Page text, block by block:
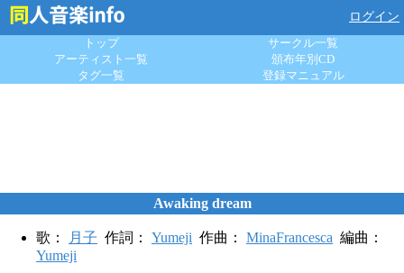
ログイン
トップ
サークル一覧
アーティスト一覧
頒布年別CD
タグ一覧
登録マニュアル
Awaking dream
歌： 月子 作詞： Yumeji 作曲： MinaFrancesca 編曲：
Yumeji